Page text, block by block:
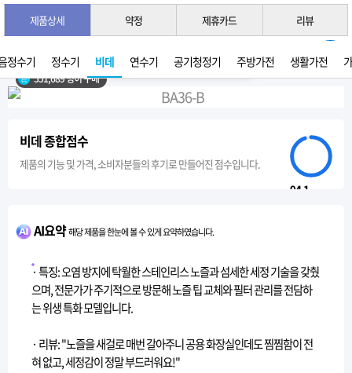
정수기 정수기 비데 연수기 공기청정기 주방가전 생활가전
제품상세 약정 제휴카드 리뷰
3초 간편 견적 받기 →
2026년 07월 생산
551,689 명이 구매
비데 종합점수
제품의 기능 및 가격, 소비자분들의 후기로 만들어진 점수입니다.
94.1
AI요약해당 제품을 한눈에 볼 수 있게 요약하였습니다.
· 특징: 오염 방지에 탁월한 스테인리스 노즐과 섬세한 세정 기술을 갖췄
으며, 전문가가 주기적으로 방문해 노즐 팁 교체와 필터 관리를 전담하
는 위생 특화 모델입니다.
· 리뷰: "노즐을 새걸로 매번 갈아주니 공용 화장실인데도 찜찜함이 전
혀 없고, 세정감이 정말 부드러워요!"